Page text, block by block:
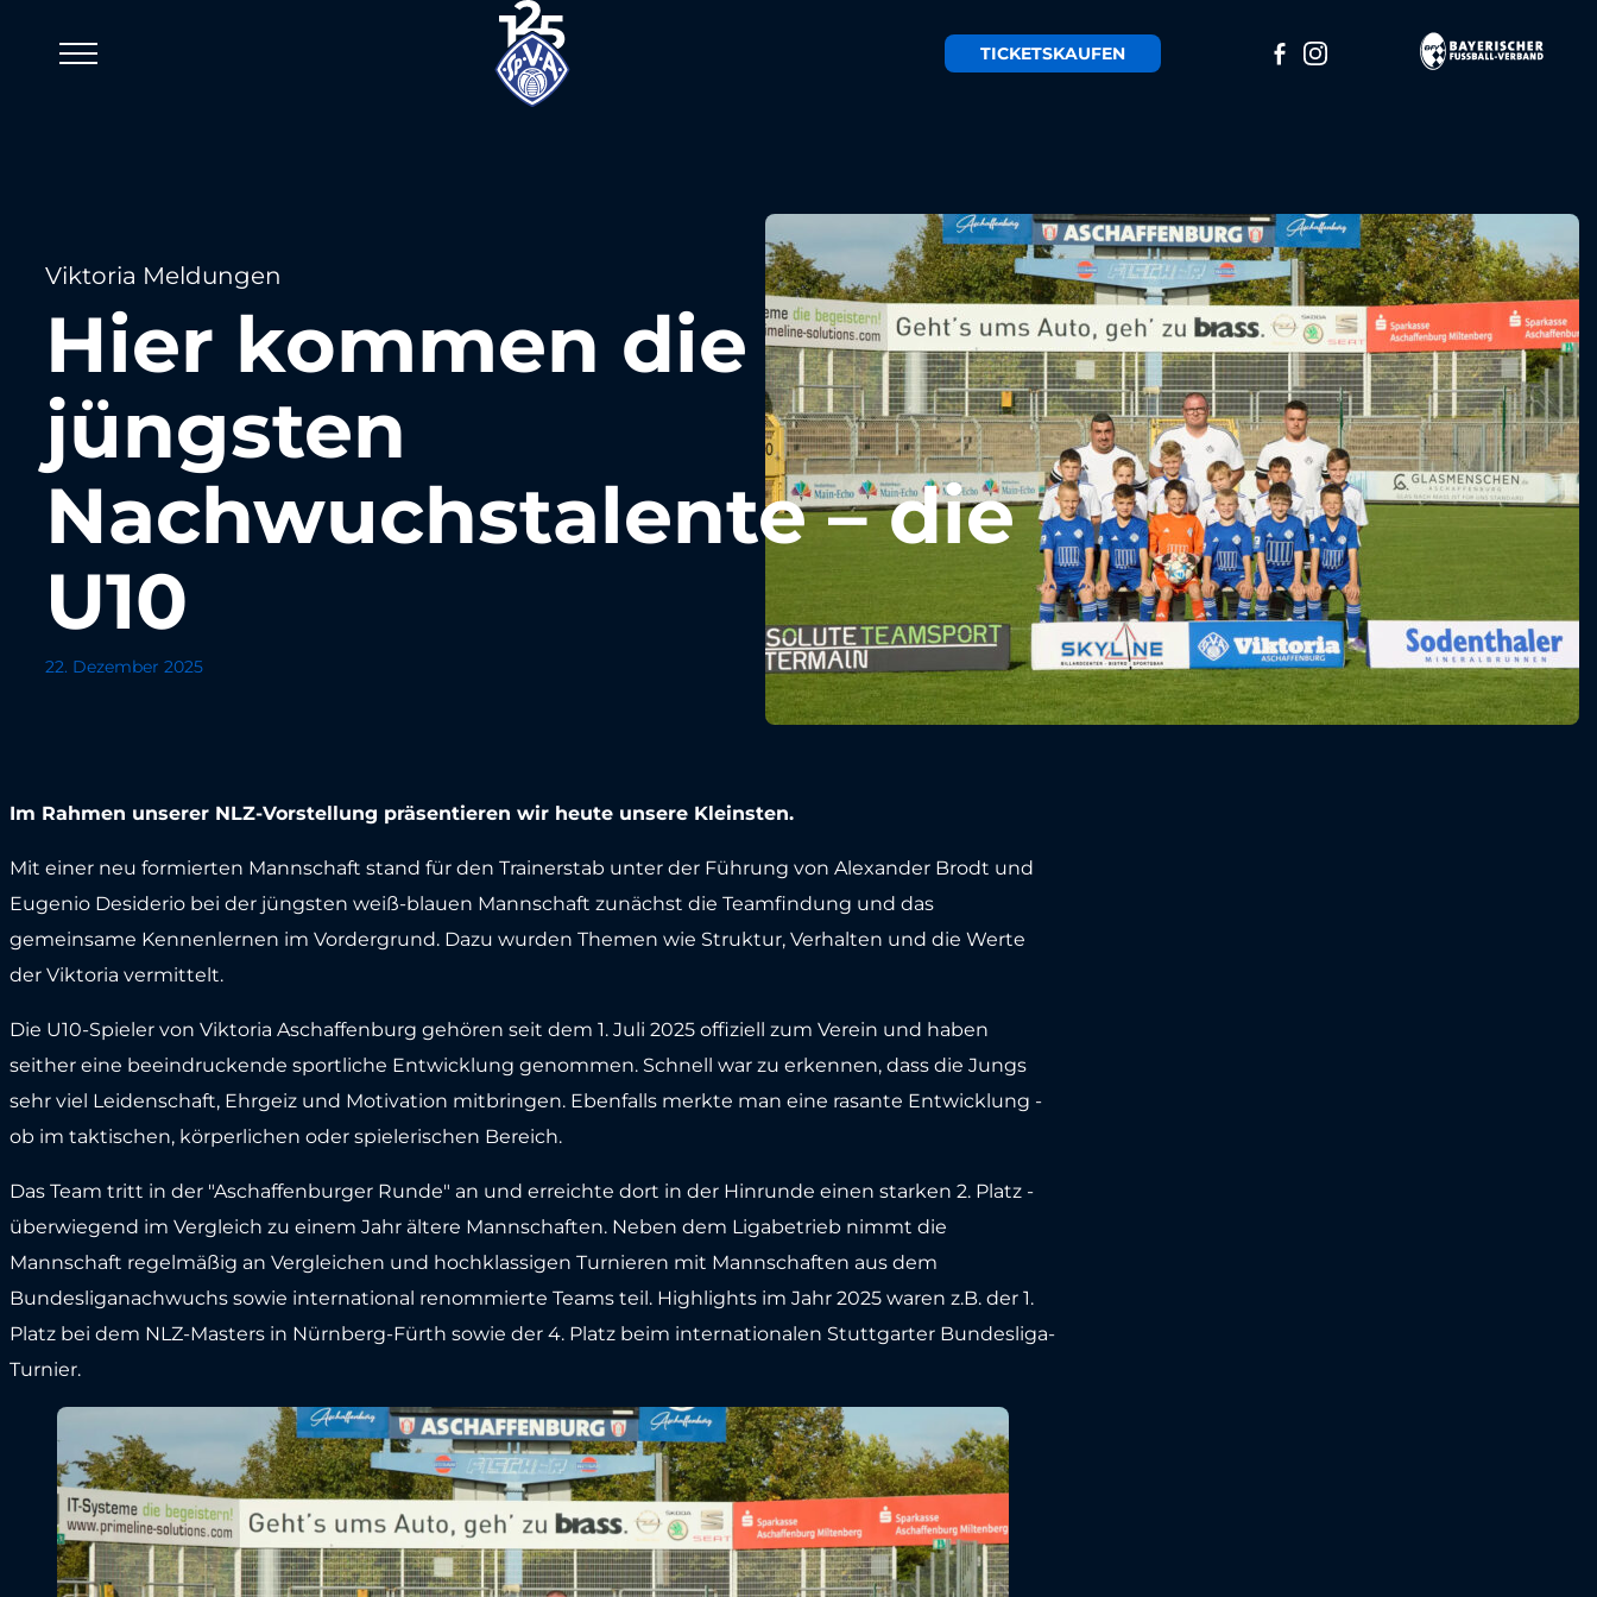
TICKETSKAUFEN
Viktoria Meldungen
Hier kommen die
jüngsten
Nachwuchstalente – die
U10
22. Dezember 2025
Im Rahmen unserer NLZ-Vorstellung präsentieren wir heute unsere Kleinsten.
Mit einer neu formierten Mannschaft stand für den Trainerstab unter der Führung von Alexander Brodt und
Eugenio Desiderio bei der jüngsten weiß-blauen Mannschaft zunächst die Teamfindung und das
gemeinsame Kennenlernen im Vordergrund. Dazu wurden Themen wie Struktur, Verhalten und die Werte
der Viktoria vermittelt.
Die U10-Spieler von Viktoria Aschaffenburg gehören seit dem 1. Juli 2025 offiziell zum Verein und haben
seither eine beeindruckende sportliche Entwicklung genommen. Schnell war zu erkennen, dass die Jungs
sehr viel Leidenschaft, Ehrgeiz und Motivation mitbringen. Ebenfalls merkte man eine rasante Entwicklung -
ob im taktischen, körperlichen oder spielerischen Bereich.
Das Team tritt in der "Aschaffenburger Runde" an und erreichte dort in der Hinrunde einen starken 2. Platz -
überwiegend im Vergleich zu einem Jahr ältere Mannschaften. Neben dem Ligabetrieb nimmt die
Mannschaft regelmäßig an Vergleichen und hochklassigen Turnieren mit Mannschaften aus dem
Bundesliganachwuchs sowie international renommierte Teams teil. Highlights im Jahr 2025 waren z.B. der 1.
Platz bei dem NLZ-Masters in Nürnberg-Fürth sowie der 4. Platz beim internationalen Stuttgarter Bundesliga-
Turnier.